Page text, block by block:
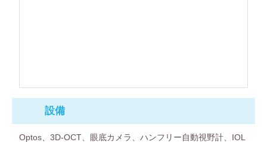
設備
Optos、3D-OCT、眼底カメラ、ハンフリー自動視野計、IOL